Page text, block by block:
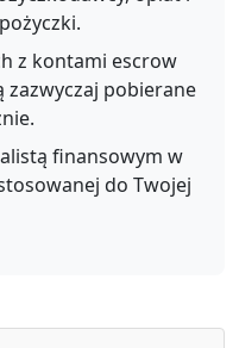
z kontami escrow
zazwyczaj pobierane
finansowym w
do Twojej